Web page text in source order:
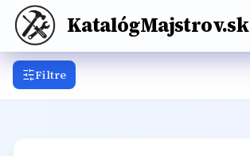
KatalógMajstrov.sk
Filtre